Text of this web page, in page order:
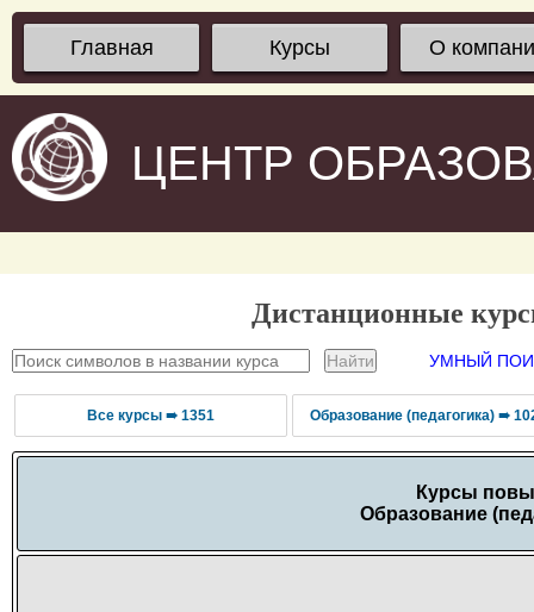
Главная Курсы О
ЦЕНТР
Дистанционные
УМНЫЙ
Все курсы ➠ 1351 Образование (педагогика) ➠
Курсы
Образование